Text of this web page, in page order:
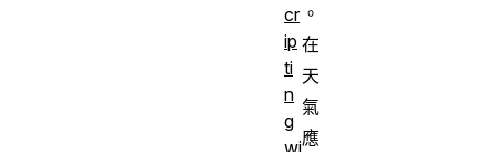
。
在
天
氣
應
cr
ip
ti
n
g
wi